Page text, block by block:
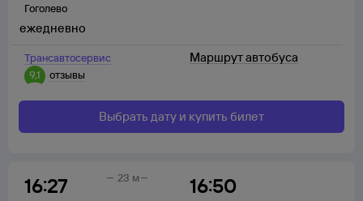
Гоголево
Трансавтосервис
9,1
отзывы
ежедневно
Маршрут автобуса
Выбрать дату и купить билет
16:27 16:50
23 м